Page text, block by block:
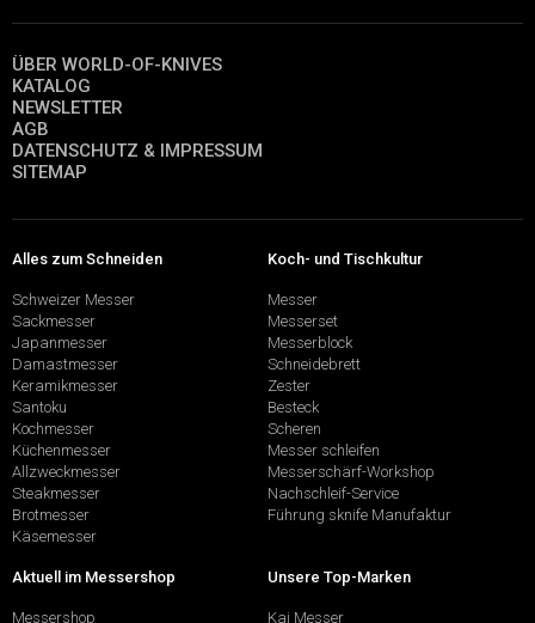
ÜBER WORLD-OF-KNIVES
KATALOG
NEWSLETTER
AGB
DATENSCHUTZ & IMPRESSUM
SITEMAP
Alles zum Schneiden
Schweizer Messer
Sackmesser
Japanmesser
Damastmesser
Keramikmesser
Santoku
Kochmesser
Küchenmesser
Allzweckmesser
Steakmesser
Brotmesser
Käsemesser
Koch- und Tischkultur
Messer
Messerset
Messerblock
Schneidebrett
Zester
Besteck
Scheren
Messer schleifen
Messerschärf-Workshop
Nachschleif-Service
Führung sknife Manufaktur
Aktuell im Messershop
Messershop
Unsere Top-Marken
Kai Messer